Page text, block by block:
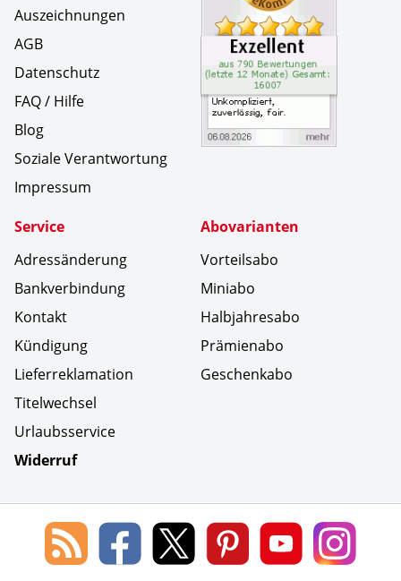
Auszeichnungen
AGB
Datenschutz
FAQ / Hilfe
Blog
Soziale Verantwortung
Impressum
Service
Adressänderung
Bankverbindung
Kontakt
Kündigung
Lieferreklamation
Titelwechsel
Urlaubsservice
Widerruf
Abovarianten
Vorteilsabo
Miniabo
Halbjahresabo
Prämienabo
Geschenkabo
Social Media
Blog
des
Lorenz
Leserservice
Lorenz
Leserservice
Lorenz
Leserservice
Lorenz
Leserservice
Lorenz